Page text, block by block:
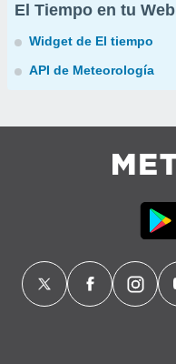
El Tiempo en tu Web
Widget de El tiempo
API de Meteorología